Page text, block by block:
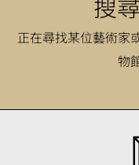
正在尋找某位藝術家
物